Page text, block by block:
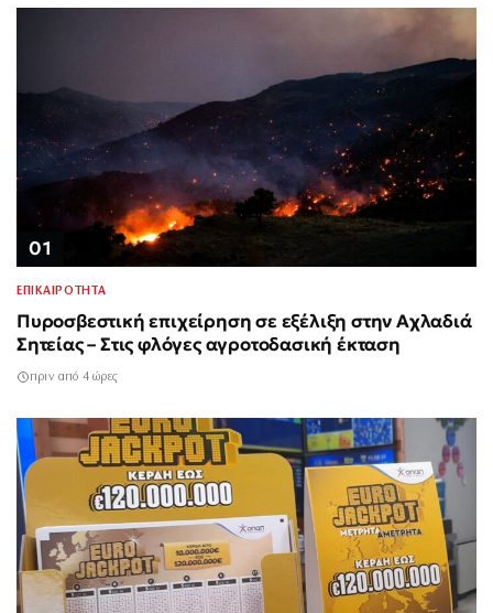
01
ΕΠΙΚΑΙΡΟΤΗΤΑ
Πυροσβεστική επιχείρηση σε εξέλιξη στην Αχλαδιά
Σητείας – Στις φλόγες αγροτοδασική έκταση
πριν από 4 ώρες